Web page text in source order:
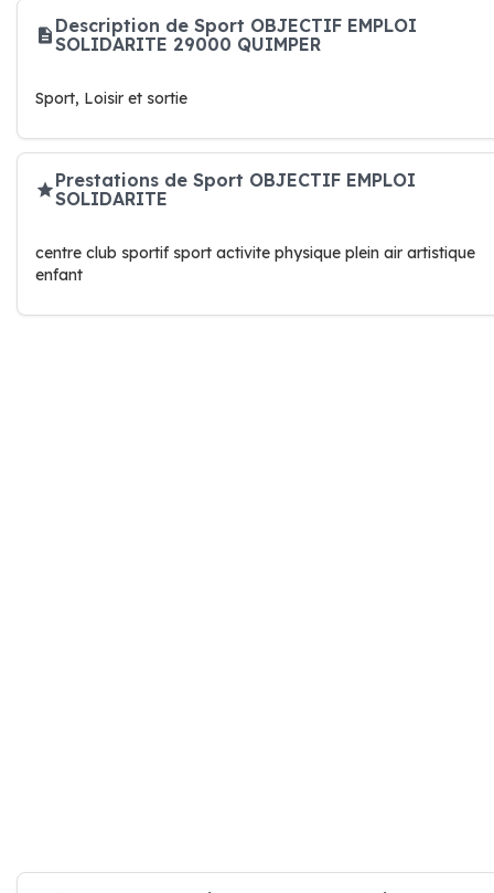
Description de Sport OBJECTIF EMPLOI
SOLIDARITE 29000 QUIMPER
Sport, Loisir et sortie
Prestations de Sport OBJECTIF EMPLOI
SOLIDARITE
centre club sportif sport activite physique plein air artistique
enfant